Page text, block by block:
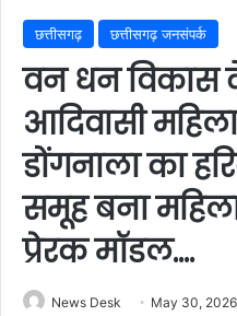
छत्तीसगढ़ छत्तीसगढ़ जनसंपर्क
वन धन विकास
आदिवासी
डोंगनाला का
समूह बना
प्रेरक मॉडल….
News Desk May 30, 2026